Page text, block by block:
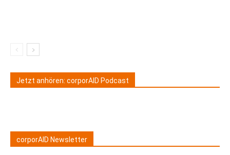
Jetzt anhören: corporAID Podcast
corporAID Newsletter